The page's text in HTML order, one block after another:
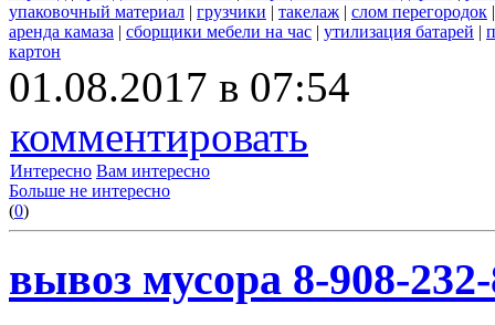
упаковочный материал | грузчики | такелаж | слом перегородок
аренда камаза | сборщики мебели на час | утилизация батарей |
картон
01.08.2017 в 07:54
комментировать
Интересно Вам интересно
Больше не интересно
(0)
вывоз мусора 8-908-